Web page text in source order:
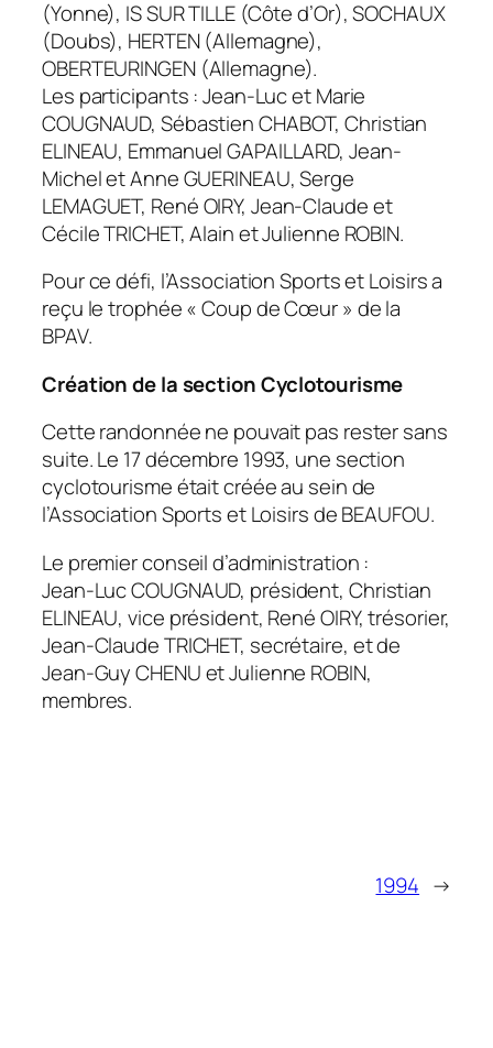
(Yonne), IS SUR TILLE (Côte d’Or), SOCHAUX
(Doubs), HERTEN (Allemagne),
OBERTEURINGEN (Allemagne).
Les participants : Jean-Luc et Marie
COUGNAUD, Sébastien CHABOT, Christian
ELINEAU, Emmanuel GAPAILLARD, Jean-
Michel et Anne GUERINEAU, Serge
LEMAGUET, René OIRY, Jean-Claude et
Cécile TRICHET, Alain et Julienne ROBIN.
Pour ce défi, l’Association Sports et Loisirs a
reçu le trophée « Coup de Cœur » de la
BPAV.
Création de la section Cyclotourisme
Cette randonnée ne pouvait pas rester sans
suite. Le 17 décembre 1993, une section
cyclotourisme était créée au sein de
l’Association Sports et Loisirs de BEAUFOU.
Le premier conseil d’administration :
Jean-Luc COUGNAUD, président, Christian
ELINEAU, vice président, René OIRY, trésorier,
Jean-Claude TRICHET, secrétaire, et de
Jean-Guy CHENU et Julienne ROBIN,
membres.
1994 →